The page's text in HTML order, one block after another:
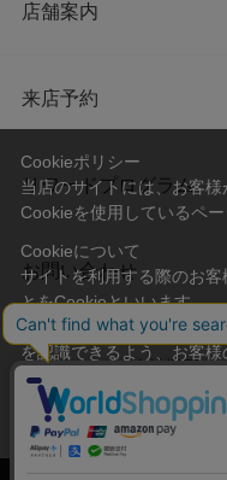
店舗案内
来店予約
リワードプログラム
お問い合わせ
会社概要
利用規約
Cookieポリシー
当店のサイトには、お客様
Cookieを使用しているペー
Cookieについて
サイトを利用する際のお
とをCookieといいます。
Cookieはお客様がサイト
を認識できるよう、お客
れます。
なお、Cookieに保存され
ることはできません。